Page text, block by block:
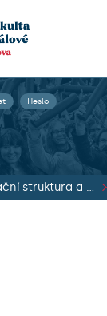
Heslo
Organizační struktura a dokumenty